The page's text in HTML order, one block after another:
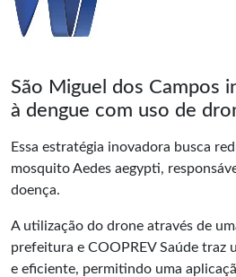
São Miguel dos Campos
à dengue com uso de
Essa estratégia inovadora busca
mosquito Aedes aegypti,
doença.
A utilização do drone através de
prefeitura e COOPREVSaúde traz
e eficiente, permitindo uma